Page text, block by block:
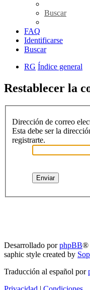
Buscar
FAQ
Identificarse
Buscar
RG Índice general
Restablecer la
Dirección de correo
Esta debe ser la
registrarte.
Desarrollado porphpBB®
saphic style created by
Traducción al español por